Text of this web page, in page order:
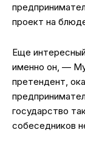
проект на
Еще
именно он, —
претендент,
государство
собеседников